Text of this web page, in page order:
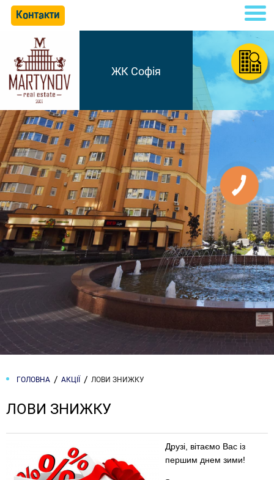
Контакти
ЖК Софія
ГОЛОВНА АКЦІЇ ЛОВИ ЗНИЖКУ
ЛОВИ ЗНИЖКУ
Друзі, вітаємо Вас із
першим днем зими!